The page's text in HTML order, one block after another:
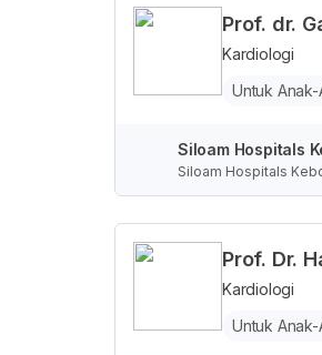
Prof. dr.
Kardiologi
Untuk Anak-
Siloam Hospitals
Siloam Hospitals
Prof. Dr.
Kardiologi
Untuk Anak-